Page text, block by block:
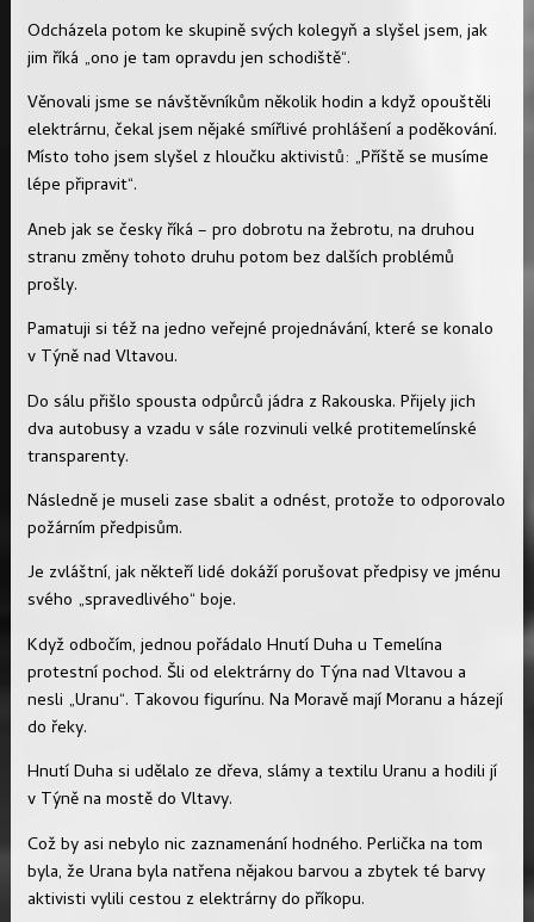
Odcházela potom ke skupině svých kolegyň a slyšel jsem, jak
jim říká „ono je tam opravdu jen schodiště“.
Věnovali jsme se návštěvníkům několik hodin a když opouštěli
elektrárnu, čekal jsem nějaké smířlivé prohlášení a poděkování.
Místo toho jsem slyšel z hloučku aktivistů: „Příště se musíme
lépe připravit“.
Aneb jak se česky říká – pro dobrotu na žebrotu, na druhou
stranu změny tohoto druhu potom bez dalších problémů
prošly.
Pamatuji si též na jedno veřejné projednávání, které se konalo
v Týně nad Vltavou.
Do sálu přišlo spousta odpůrců jádra z Rakouska. Přijely jich
dva autobusy a vzadu v sále rozvinuli velké protitemelínské
transparenty.
Následně je museli zase sbalit a odnést, protože to odporovalo
požárním předpisům.
Je zvláštní, jak někteří lidé dokáží porušovat předpisy ve jménu
svého „spravedlivého“ boje.
Když odbočím, jednou pořádalo Hnutí Duha u Temelína
protestní pochod. Šli od elektrárny do Týna nad Vltavou a
nesli „Uranu“. Takovou figurínu. Na Moravě mají Moranu a házejí
do řeky.
Hnutí Duha si udělalo ze dřeva, slámy a textilu Uranu a hodili jí
v Týně na mostě do Vltavy.
Což by asi nebylo nic zaznamenání hodného. Perlička na tom
byla, že Urana byla natřena nějakou barvou a zbytek té barvy
aktivisti vylili cestou z elektrárny do příkopu.